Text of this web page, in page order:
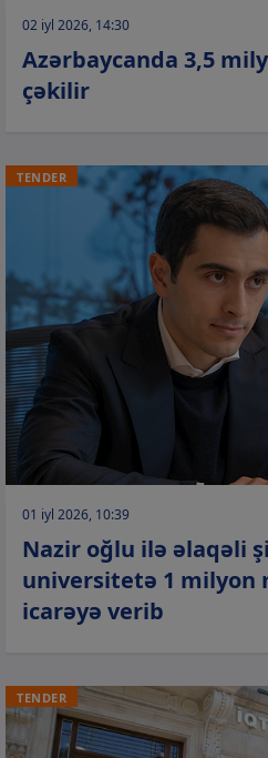
02 iyl 2026, 14:30
Azərbaycanda 3,5
çəkilir
TENDER
01 iyl 2026, 10:39
Nazir oğlu ilə əlaqəli
universitetə 1 milyon
icarəyə verib
TENDER